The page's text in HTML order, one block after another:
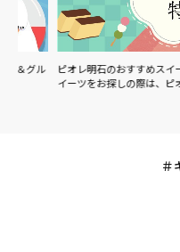
ピオレ明石のおすすめスイーツを
イーツをお探しの際は、ピオ…